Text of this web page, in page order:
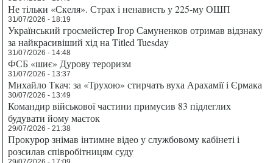
Не тільки «Скеля». Страх і ненависть у 225-му ОШП
31/07/2026 - 18:19
Український гросмейстер Ігор Самуненков отримав відзнаку
за найкрасивіший хід на Titled Tuesday
31/07/2026 - 14:48
ФСБ «шиє» Дурову тероризм
31/07/2026 - 13:37
Михайло Ткач: за «Трухою» стирчать вуха Арахамії і Єрмака
30/07/2026 - 13:49
Командир військової частини примусив 83 підлеглих
будувати йому маєток
29/07/2026 - 21:38
Прокурор знімав інтимне відео у службовому кабінеті і
розсилав співробітницям суду